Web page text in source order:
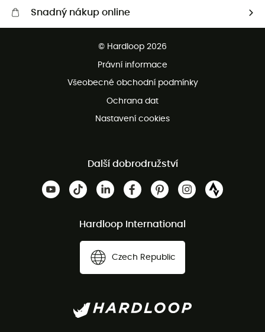
Snadný nákup online
Bezplatné vrácení do 100 dnů
Bezplatná zákaznická služba
© Hardloop 2026
Právní informace
Všeobecné obchodní podmínky
Ochrana dat
Nastavení cookies
Další dobrodružství
Hardloop International
Czech Republic